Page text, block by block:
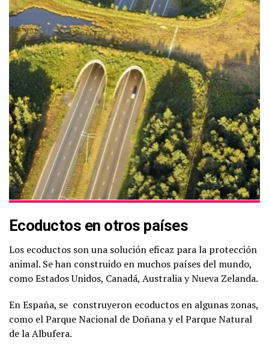
Ecoductos en otros países
Los ecoductos son una solución eficaz para la protección
animal. Se han construido en muchos países del mundo,
como Estados Unidos, Canadá, Australia y Nueva Zelanda.
En España, se construyeron ecoductos en algunas zonas,
como el Parque Nacional de Doñana y el Parque Natural
de la Albufera.